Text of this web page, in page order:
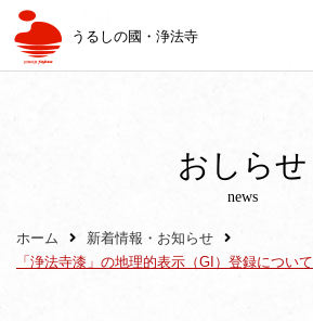
うるしの國・浄法寺
おしらせ
news
ホーム
新着情報・お知らせ
「浄法寺漆」の地理的表示（GI）登録について